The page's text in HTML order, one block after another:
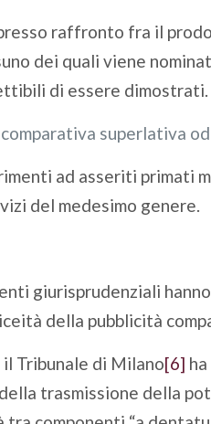
raffronto fra il
dei quali viene
di essere dimostrati.
superlativa
ad asseriti primati
del medesimo genere.
giurisprudenziali
della pubblicità
Tribunale di Milano[6]
trasmissione della